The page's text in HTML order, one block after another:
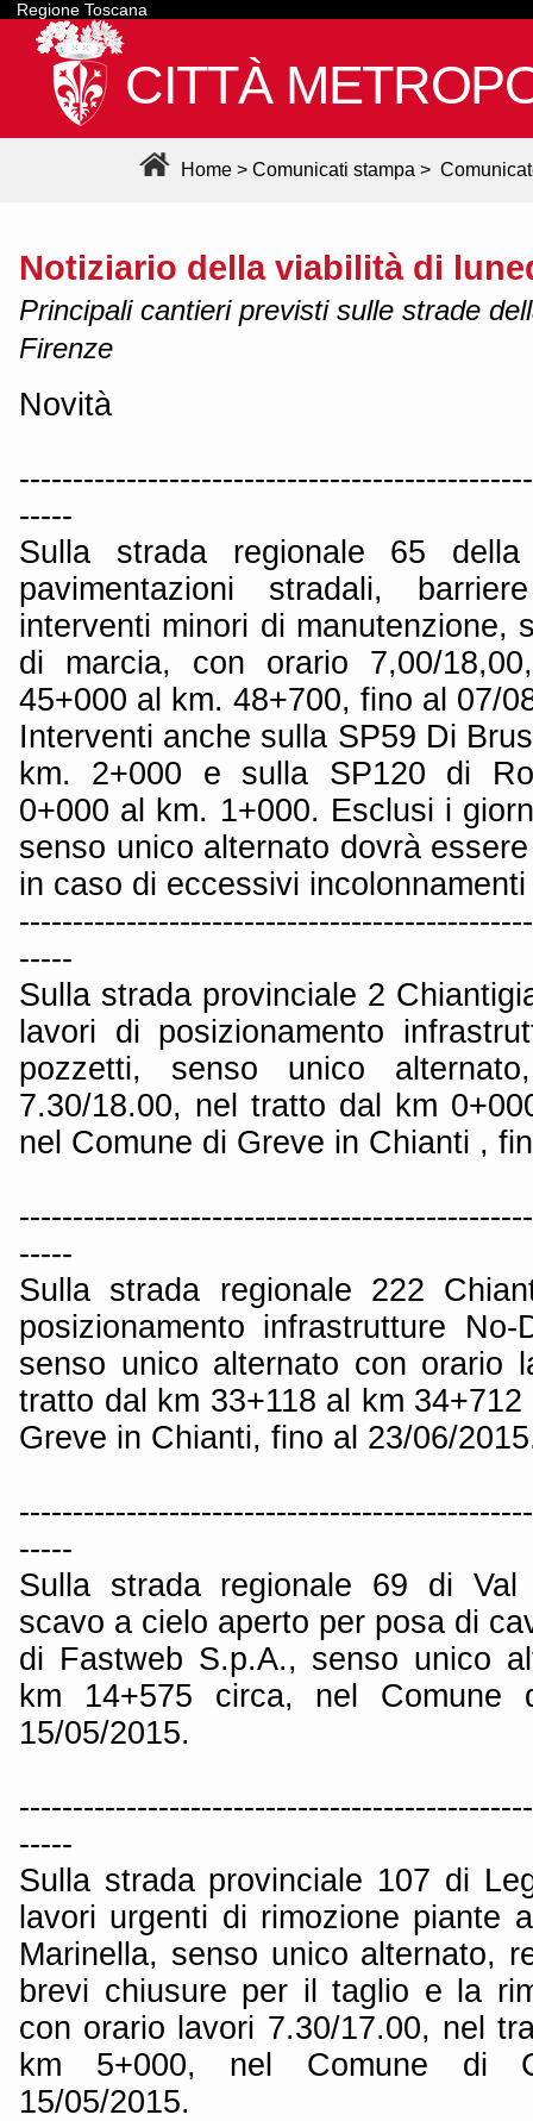
Regione Toscana
CITTÀ
Home > Comunicati stampa >
Notiziario della viabilità di
Principali cantieri previsti sulle strade
Firenze
Novità
-----
Sulla strada regionale 65
pavimentazioni stradali,
interventi minori di manutenzione,
di marcia, con orario 7,00/
45+000 al km. 48+700, fino al 07/
Interventi anche sulla SP59 Di
km. 2+000 e sulla SP120 di
0+000 al km. 1+000. Esclusi i
senso unico alternato dovrà
in caso di eccessivi incolonnamenti
-----
Sulla strada provinciale 2
lavori di posizionamento
pozzetti, senso unico
7.30/18.00, nel tratto dal km
nel Comune di Greve in Chianti ,
-----
Sulla strada regionale 222
posizionamento infrastrutture
senso unico alternato con orario
tratto dal km 33+118 al km
Greve in Chianti, fino al 23/06/
-----
Sulla strada regionale 69 di
scavo a cielo aperto per posa di
di Fastweb S.p.A., senso unico
km 14+575 circa, nel Comune
15/05/2015.
-----
Sulla strada provinciale 107 di
lavori urgenti di rimozione piante
Marinella, senso unico alternato,
brevi chiusure per il taglio e la
con orario lavori 7.30/17.00, nel
km 5+000, nel Comune di
15/05/2015.